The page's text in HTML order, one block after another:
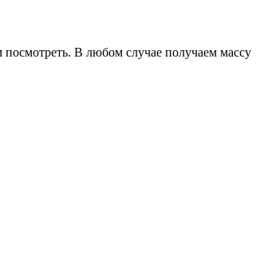
посмотреть. В любом случае получаем массу